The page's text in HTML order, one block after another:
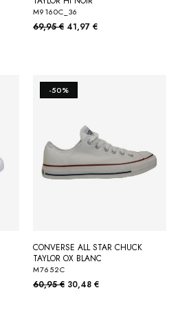
M9160C_36
69,95 € 41,97 €
CONVERSE ALL STAR CHUCK
TAYLOR OX BLANC
M7652C
60,95 € 30,48 €
-50%